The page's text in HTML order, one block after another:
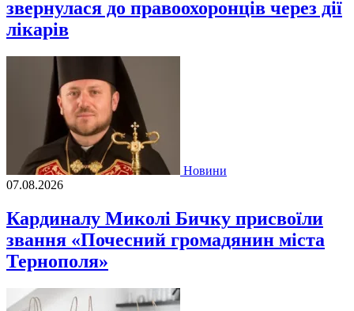
звернулася до правоохоронців через дії
лікарів
Новини
07.08.2026
Кардиналу Миколі Бичку присвоїли
звання «Почесний громадянин міста
Тернополя»